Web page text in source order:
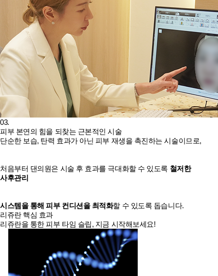
03.
피부 본연의 힘을 되찾는 근본적인 시술
단순한 보습, 탄력 효과가 아닌 피부 재생을 촉진하는 시술이므로,
처음부터 댄의원은 시술 후 효과를 극대화할 수 있도록 철저한
사후관리
시스템을 통해 피부 컨디션을 최적화할 수 있도록 돕습니다.
리쥬란 핵심 효과
리쥬란을 통한 피부 타임 슬립, 지금 시작해보세요!